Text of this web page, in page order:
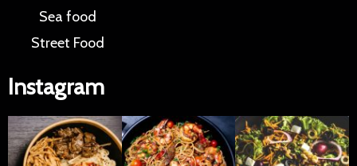
Sea food
Street Food
Instagram